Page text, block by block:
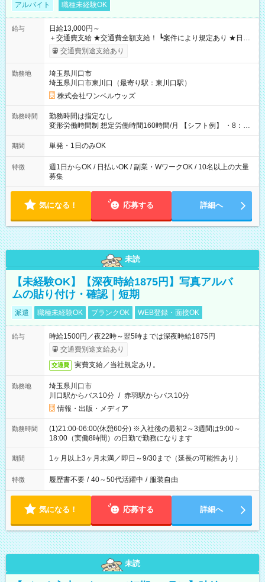
アルバイト 職種未経験OK
給与
日給13,000円～
＋交通費支給 ★交通費全額支給！ ┗案件により規定あり ★日払
いOK！（規定あり） ┗働いたその日に現金GET♪ お仕事後はコ
ンビニATMから 日払い分を引き落とせます！ 【試用期間】試
交通費別途支給あり
勤務地
埼玉県川口市
埼玉県川口市東川口（最寄り駅：東川口駅）
株式会社ワンベルウッズ
勤務時間
勤務時間は指定なし
変形労働時間制 想定労働時間160時間/月 【シフト例】 ・8：00
～21：00
期間 単発・1日のみOK
特徴
週1日からOK / 日払いOK / 副業・WワークOK / 10名以上の大量
募集
気になる！ 応募する 詳細へ
未読
【未経験OK】【深夜時給1875円】写真アルバ
ムの貼り付け・確認｜短期
派遣 職種未経験OK ブランクOK WEB登録・面接OK
給与
時給1500円／夜22時～翌5時までは深夜時給1875円
交通費別途支給あり
交通費 実費支給／当社規定あり。
勤務地
埼玉県川口市
川口駅からバス10分 / 赤羽駅からバス10分
情報・出版・メディア
勤務時間
(1)21:00-06:00(休憩60分) ※入社後の最初2～3週間は9:00～
18:00（実働8時間）の日勤で勤務になります
期間 1ヶ月以上3ヶ月未満／即日～9/30まで（延長の可能性あり）
特徴 履歴書不要 / 40～50代活躍中 / 服装自由
気になる！ 応募する 詳細へ
未読